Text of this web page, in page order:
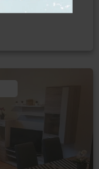
m von der